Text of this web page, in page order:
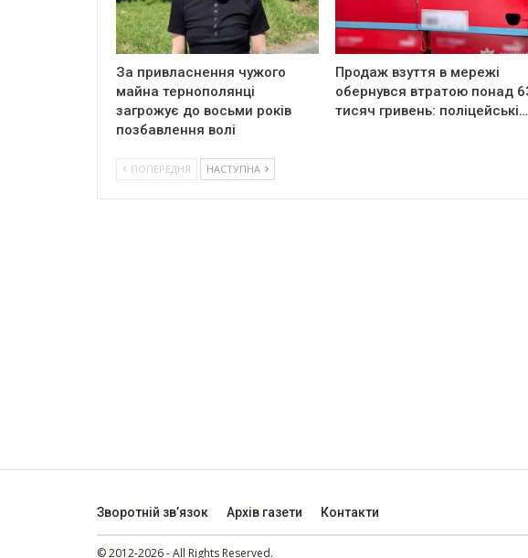
За привласнення чужого
майна тернополянці
загрожує до восьми років
позбавлення волі
Продаж взуття в мережі
обернувся втратою понад
тисяч гривень: поліцейські…
ПОПЕРЕДНЯ НАСТУПНА
Зворотній зв’язок Архів газети Контакти
© 2012-2026 - All Rights Reserved.